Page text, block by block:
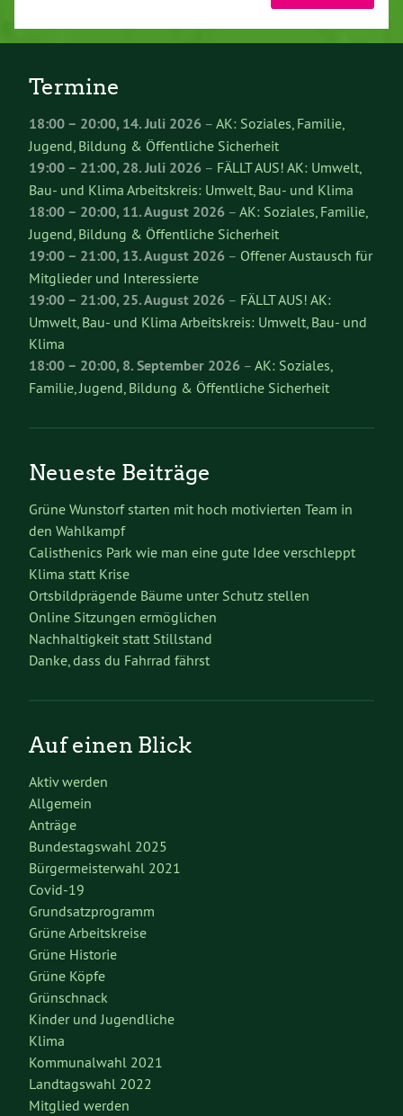
Termine
18:00– 20:00,14. Juli 2026 – AK: Soziales, Familie,
Jugend, Bildung & Öffentliche Sicherheit
19:00– 21:00,28. Juli 2026 – FÄLLT AUS! AK: Umwelt,
Bau- und Klima Arbeitskreis: Umwelt, Bau- und Klima
18:00– 20:00,11. August 2026 – AK: Soziales, Familie,
Jugend, Bildung & Öffentliche Sicherheit
19:00– 21:00,13. August 2026 – Offener Austausch für
Mitglieder und Interessierte
19:00– 21:00,25. August 2026 – FÄLLT AUS! AK:
Umwelt, Bau- und Klima Arbeitskreis: Umwelt, Bau- und
Klima
18:00– 20:00,8. September 2026 – AK: Soziales,
Familie, Jugend, Bildung & Öffentliche Sicherheit
Neueste Beiträge
Grüne Wunstorf starten mit hoch motivierten Team in
den Wahlkampf
Calisthenics Park wie man eine gute Idee verschleppt
Klima statt Krise
Ortsbildprägende Bäume unter Schutz stellen
Online Sitzungen ermöglichen
Nachhaltigkeit statt Stillstand
Danke, dass du Fahrrad fährst
Auf einen Blick
Aktiv werden
Allgemein
Anträge
Bundestagswahl 2025
Bürgermeisterwahl 2021
Covid-19
Grundsatzprogramm
Grüne Arbeitskreise
Grüne Historie
Grüne Köpfe
Grünschnack
Kinder und Jugendliche
Klima
Kommunalwahl 2021
Landtagswahl 2022
Mitglied werden